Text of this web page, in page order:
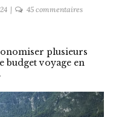
45 commentairessur
Slovénie
:
erreurs
couteuses
plusieurs
budget voyage en